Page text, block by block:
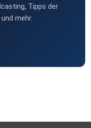
Tipps der
mehr.